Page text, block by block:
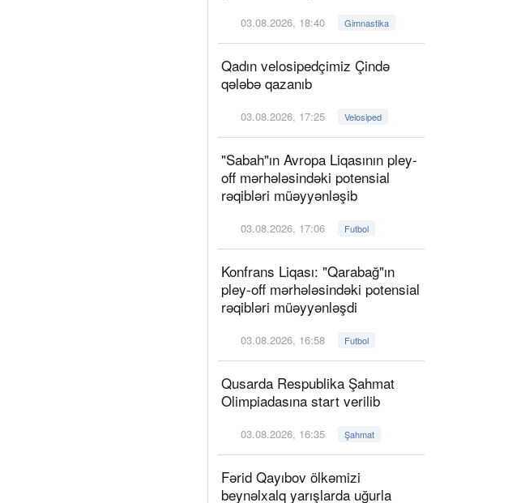
03.08.2026, 18:40 Gimnastika
Qadın velosipedçimiz Çində
qələbə qazanıb
03.08.2026, 17:25 Velosiped
"Sabah"ın Avropa Liqasının pley-
off mərhələsindəki potensial
rəqibləri müəyyənləşib
03.08.2026, 17:06 Futbol
Konfrans Liqası: "Qarabağ"ın
pley-off mərhələsindəki potensial
rəqibləri müəyyənləşdi
03.08.2026, 16:58 Futbol
Qusarda Respublika Şahmat
Olimpiadasına start verilib
03.08.2026, 16:35 Şahmat
Fərid Qayıbov ölkəmizi
beynəlxalq yarışlarda uğurla